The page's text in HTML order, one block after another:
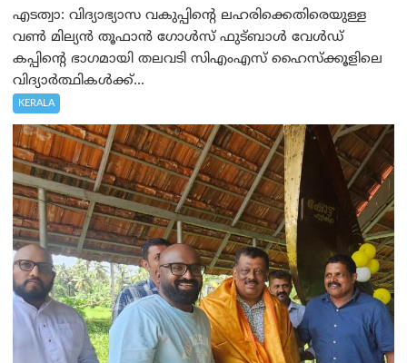
എടത്വാ: വിദ്യാഭ്യാസ വകുപ്പിന്റെ ലഹരിക്കെതിരെയുള്ള
വൺ മില്യൻ തൂഫാൻ ഗോൾസ് ഫുട്ബാള്‍ വേൾഡ്
കപ്പിന്റെ ഭാഗമായി തലവടി സിഎംഎസ് ഹൈസ്ക്കൂളിലെ
വിദ്യാർത്ഥികൾക്ക്...
KERALA